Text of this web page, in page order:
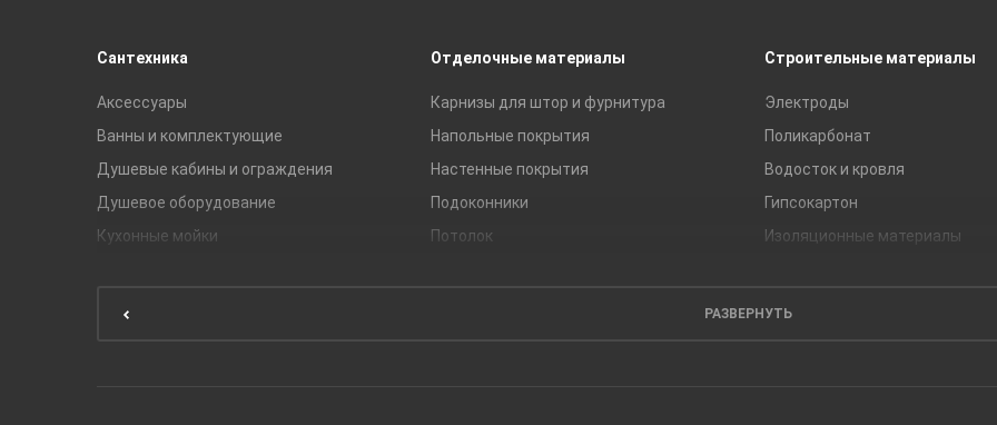
Сантехника
Аксессуары
Ванны и комплектующие
Душевые кабины и ограждения
Душевое оборудование
Кухонные мойки
Отделочные материалы
Карнизы для штор и фурнитура
Напольные покрытия
Настенные покрытия
Подоконники
Потолок
Строительные материалы
Электроды
Поликарбонат
Водосток и кровля
Гипсокартон
Изоляционные материалы
РАЗВЕРНУТЬ